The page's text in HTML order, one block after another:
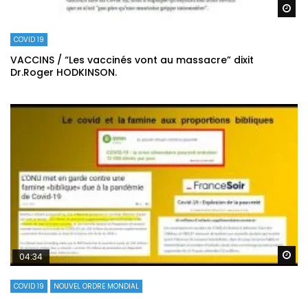
COVID 19
VACCINS / “Les vaccinés vont au massacre” dixit
Dr.Roger HODKINSON.
04:34
COVID 19 NOUVEL ORDRE MONDIAL